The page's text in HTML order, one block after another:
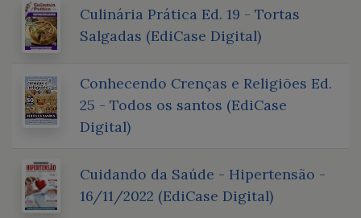
Culinária Prática Ed. 19 - Tortas
Salgadas (EdiCase Digital)
Conhecendo Crenças e Religiões Ed.
25 - Todos os santos (EdiCase
Digital)
Cuidando da Saúde - Hipertensão -
16/11/2022 (EdiCase Digital)